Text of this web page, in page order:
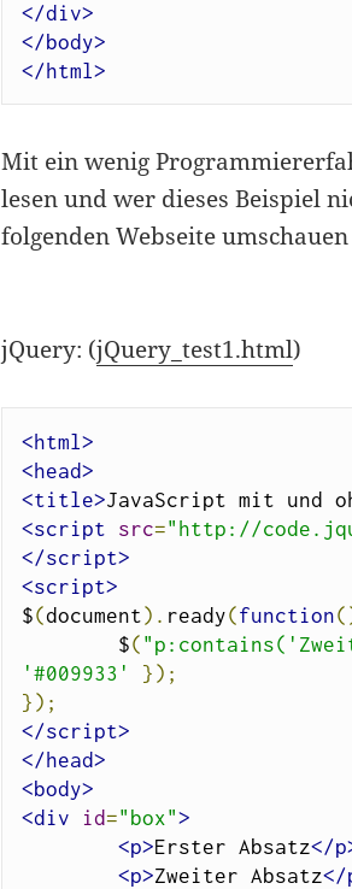
</div>
</body>
</html>
Mit ein wenig
lesen und wer dieses Beispiel
folgenden Webseite umschauen
jQuery: (jQuery_test1.html)
<html>
<head>
<title>JavaScript mit und
<script src="http://
</script>
<script>
$(document). ready(function
	$
(
'#009933'
});
});
</script>
</head>
<body>
<div
id="box">
<p>Erster Absatz</
<p>Zweiter Absatz</